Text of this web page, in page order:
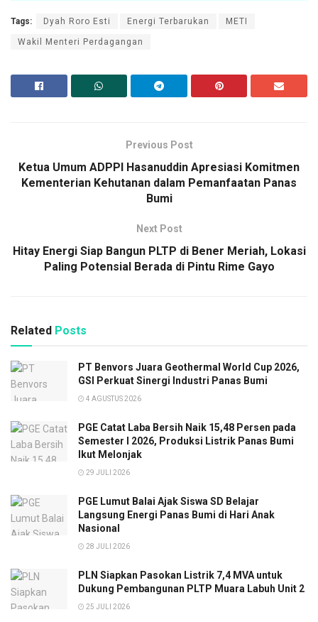
Tags: Dyah Roro Esti Energi Terbarukan METI
Wakil Menteri Perdagangan
Previous Post
Ketua Umum ADPPI Hasanuddin Apresiasi Komitmen
Kementerian Kehutanan dalam Pemanfaatan Panas
Bumi
Next Post
Hitay Energi Siap Bangun PLTP di Bener Meriah, Lokasi
Paling Potensial Berada di Pintu Rime Gayo
Related Posts
PT Benvors Juara Geothermal World Cup 2026,
GSI Perkuat Sinergi Industri Panas Bumi
4 AGUSTUS 2026
PGE Catat Laba Bersih Naik 15,48 Persen pada
Semester I 2026, Produksi Listrik Panas Bumi
Ikut Melonjak
29 JULI 2026
PGE Lumut Balai Ajak Siswa SD Belajar
Langsung Energi Panas Bumi di Hari Anak
Nasional
28 JULI 2026
PLN Siapkan Pasokan Listrik 7,4 MVA untuk
Dukung Pembangunan PLTP Muara Labuh Unit 2
25 JULI 2026